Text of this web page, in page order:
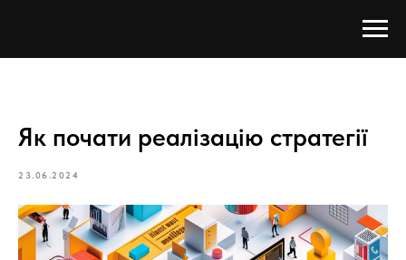
Як почати реалізацію стратегії
23.06.2024